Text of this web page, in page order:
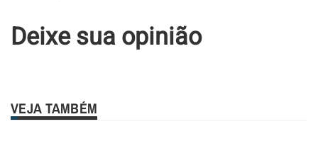
Deixe sua opinião
VEJA TAMBÉM